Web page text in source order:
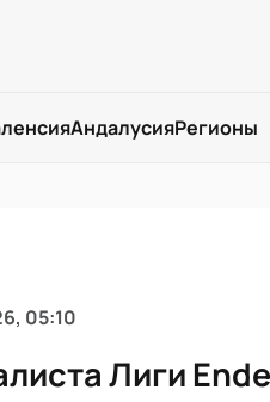
АндалусияРегионы
05:10
Лиги